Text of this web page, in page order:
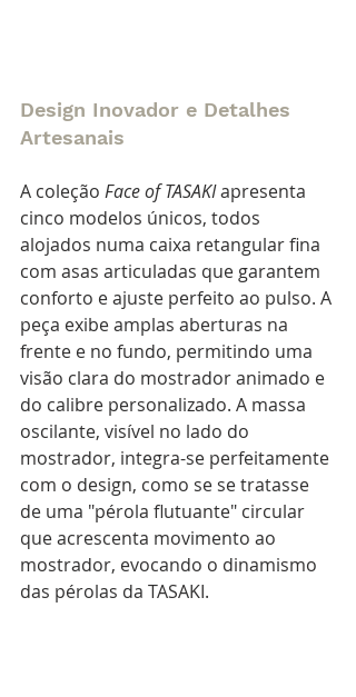
Design Inovador e Detalhes
Artesanais
A coleção Face of TASAKI apresenta
cinco modelos únicos, todos
alojados numa caixa retangular fina
com asas articuladas que garantem
conforto e ajuste perfeito ao pulso. A
peça exibe amplas aberturas na
frente e no fundo, permitindo uma
visão clara do mostrador animado e
do calibre personalizado. A massa
oscilante, visível no lado do
mostrador, integra-se perfeitamente
com o design, como se se tratasse
de uma "pérola flutuante" circular
que acrescenta movimento ao
mostrador, evocando o dinamismo
das pérolas da TASAKI.